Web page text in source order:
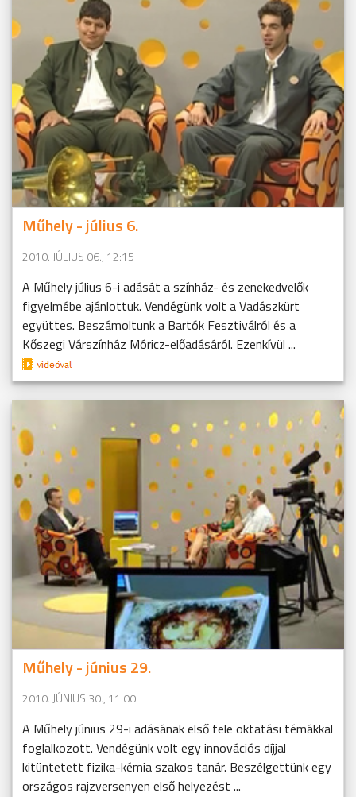
Műhely - július 6.
2010. JÚLIUS 06., 12:15
A Műhely július 6-i adását a színház- és zenekedvelők
figyelmébe ajánlottuk. Vendégünk volt a Vadászkürt
együttes. Beszámoltunk a Bartók Fesztiválról és a
Kőszegi Várszínház Móricz-előadásáról. Ezenkívül ...
Műhely - június 29.
2010. JÚNIUS 30., 11:00
A Műhely június 29-i adásának első fele oktatási témákkal
foglalkozott. Vendégünk volt egy innovációs díjjal
kitüntetett fizika-kémia szakos tanár. Beszélgettünk egy
országos rajzversenyen első helyezést ...